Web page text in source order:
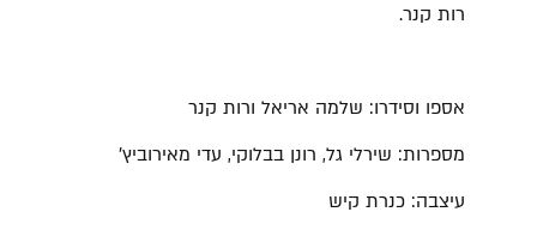
רות קנר.
אספו וסידרו: שלמה אריאל ורות קנר
מספרות: שירלי גל, רונן בבלוקי, עדי מאירוביץ'
עיצבה: כנרת קיש